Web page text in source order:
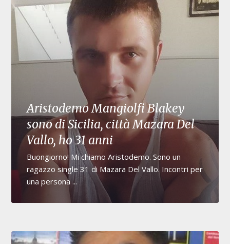
Aristodemo Mangiolfi Blakey
sono di Sicilia, città Mazara Del
Vallo, ho 31 anni
Buongiorno! Mi chiamo Aristodemo. Sono un
ragazzo single 31 di Mazara Del Vallo. Incontri per
una persona ...